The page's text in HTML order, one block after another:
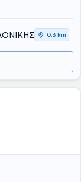
0,3 km